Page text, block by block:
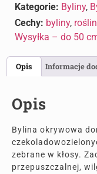
Kategorie: Byliny,
Cechy: byliny,
Wysyłka – do 50
Opis Informacje
Opis
Bylina okrywowa
zebrane w kłosy.
przepuszczalnej,